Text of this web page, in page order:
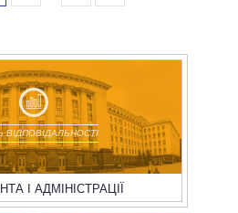
ВІДПОВІДАЛЬНОСТІ
І АДМІНІСТРАЦІЇ